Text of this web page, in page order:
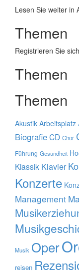
Lesen Sie weiter in
Themen
Registrieren Sie
Themen
Themen
Akustik Arbeitsplatz
BiografieCD Chor
Führung Gesundheit
Klassik Klavier
Konzerte
Management
Musik Oper
reisen